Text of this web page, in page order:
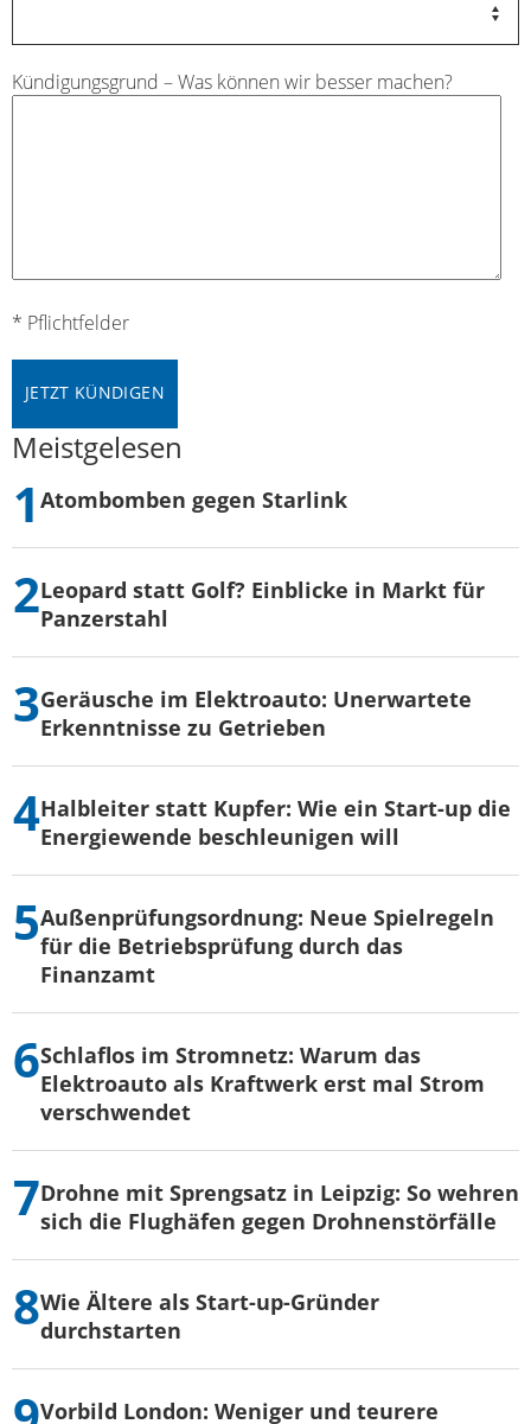
Kündigungsgrund – Was können wir besser machen?
* Pflichtfelder
Meistgelesen
Atombomben gegen Starlink
Leopard statt Golf? Einblicke in Markt für
Panzerstahl
Geräusche im Elektroauto: Unerwartete
Erkenntnisse zu Getrieben
Halbleiter statt Kupfer: Wie ein Start-up die
Energiewende beschleunigen will
Außenprüfungsordnung: Neue Spielregeln
für die Betriebsprüfung durch das
Finanzamt
Schlaflos im Stromnetz: Warum das
Elektroauto als Kraftwerk erst mal Strom
verschwendet
Drohne mit Sprengsatz in Leipzig: So wehren
sich die Flughäfen gegen Drohnenstörfälle
Wie Ältere als Start-up-Gründer
durchstarten
Vorbild London: Weniger und teurere